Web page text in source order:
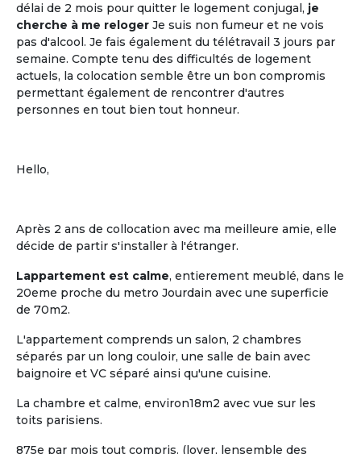
délai de 2 mois pour quitter le logement conjugal, je
cherche à me reloger Je suis non fumeur et ne vois
pas d'alcool. Je fais également du télétravail 3 jours par
semaine. Compte tenu des difficultés de logement
actuels, la colocation semble être un bon compromis
permettant également de rencontrer d'autres
personnes en tout bien tout honneur.
Hello,
Après 2 ans de collocation avec ma meilleure amie, elle
décide de partir s'installer à l'étranger.
Lappartement est calme, entierement meublé, dans le
20eme proche du metro Jourdain avec une superficie
de 70m2.
L'appartement comprends un salon, 2 chambres
séparés par un long couloir, une salle de bain avec
baignoire et VC séparé ainsi qu'une cuisine.
La chambre et calme, environ18m2 avec vue sur les
toits parisiens.
875e par mois tout compris. (loyer, lensemble des